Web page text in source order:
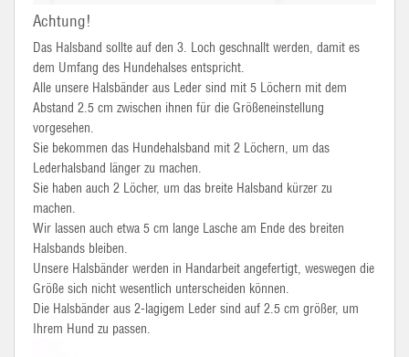
Achtung!
Das Halsband sollte auf den 3. Loch geschnallt werden, damit es
dem Umfang des Hundehalses entspricht.
Alle unsere Halsbänder aus Leder sind mit 5 Löchern mit dem
Abstand 2.5 cm zwischen ihnen für die Größeneinstellung
vorgesehen.
Sie bekommen das Hundehalsband mit 2 Löchern, um das
Lederhalsband länger zu machen.
Sie haben auch 2 Löcher, um das breite Halsband kürzer zu
machen.
Wir lassen auch etwa 5 cm lange Lasche am Ende des breiten
Halsbands bleiben.
Unsere Halsbänder werden in Handarbeit angefertigt, weswegen die
Größe sich nicht wesentlich unterscheiden können.
Die Halsbänder aus 2-lagigem Leder sind auf 2.5 cm größer, um
Ihrem Hund zu passen.